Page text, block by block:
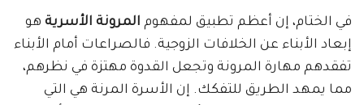
في الختام، إن أعظم تطبيق لمفهوم المرونة الأسرية هو
إبعاد الأبناء عن الخلافات الزوجية. فالصراعات أمام الأبناء
تفقدهم مهارة المرونة وتجعل القدوة مهتزة في نظرهم،
مما يمهد الطريق للتفكك. إن الأسرة المرنة هي التي